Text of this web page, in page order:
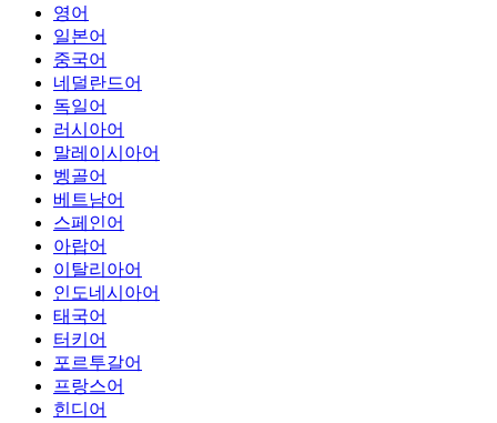
영어
일본어
중국어
네덜란드어
독일어
러시아어
말레이시아어
벵골어
베트남어
스페인어
아랍어
이탈리아어
인도네시아어
태국어
터키어
포르투갈어
프랑스어
힌디어